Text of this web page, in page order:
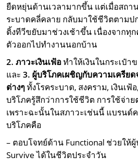
ยืดหยุ่นด้านเวลามากขึ้น แต่เมื่อสถา
ระบาดคลี่คลาย กลับมาใช้ชีวิตตามป
ติ้งทีวีขยับมาช่วงเช้าขึ้น เนื่องจากทุ
ตัวออกไปทำงานนอกบ้าน
2. ภาวะเงินเฟ้อทำให้เงินในกระเป๋า
และ3. ผู้บริโภคเผชิญกับความเครีย
ต่างๆทั้งโรคระบาด, สงคราม, เงินเฟ้
บริโภครู้สึกว่าการใช้ชีวิต การใช้จ่า
เพราะฉะนั้นในสภาวะเช่นนี้ แบรนด์
บริโภคคือ
– ตอบโจทย์ด้าน Functional ช่วยให้
Survive ได้ในชีวิตประจำวัน